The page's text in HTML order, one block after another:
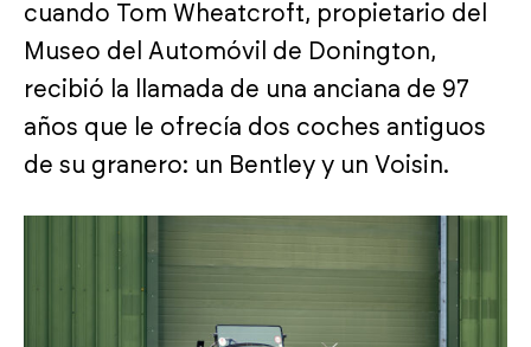
cuando Tom Wheatcroft, propietario del
Museo del Automóvil de Donington,
recibió la llamada de una anciana de 97
años que le ofrecía dos coches antiguos
de su granero: un Bentley y un Voisin.